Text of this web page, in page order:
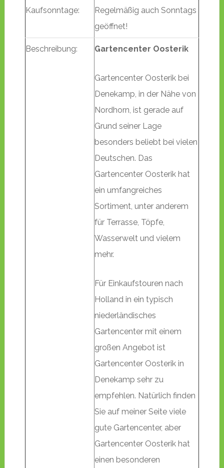
Kaufsonntage:
Regelmäßig auch Sonntags
geöffnet!
Beschreibung: Gartencenter Oosterik
Gartencenter Oosterik bei
Denekamp, in der Nähe von
Nordhorn, ist gerade auf
Grund seiner Lage
besonders beliebt bei vielen
Deutschen. Das
Gartencenter Oosterik hat
ein umfangreiches
Sortiment, unter anderem
für Terrasse, Töpfe,
Wasserwelt und vielem
mehr.
Für Einkaufstouren nach
Holland in ein typisch
niederländisches
Gartencenter mit einem
großen Angebot ist
Gartencenter Oosterik in
Denekamp sehr zu
empfehlen. Natürlich finden
Sie auf meiner Seite viele
gute Gartencenter, aber
Gartencenter Oosterik hat
einen besonderen